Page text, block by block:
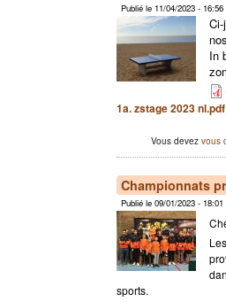
Publié le 11/04/2023 - 16:56
In
1a. zstage 2023 nl.pdf
Vous devezvous
Championnats
Publié le 09/01/2023 - 18:01
sports.